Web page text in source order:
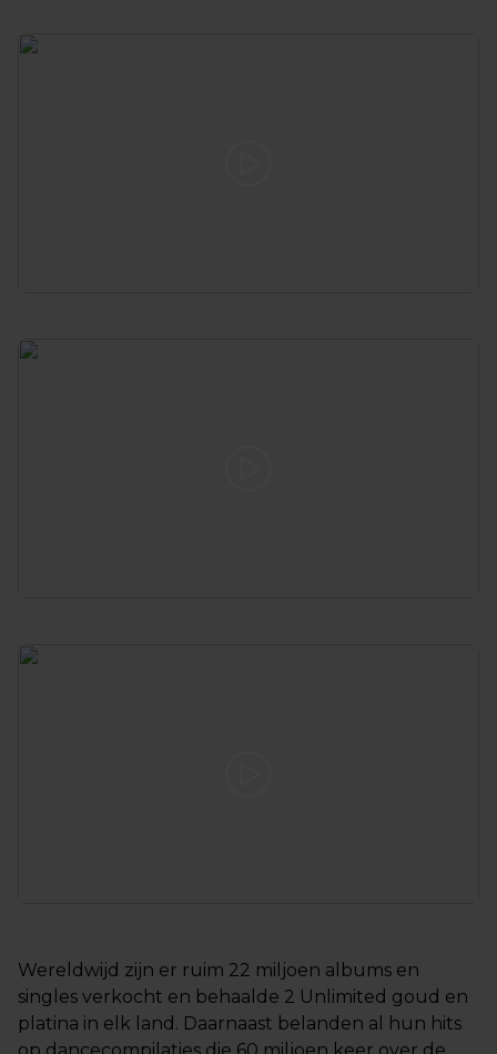
Wereldwijd zijn er ruim 22 miljoen albums en
singles verkocht en behaalde 2 Unlimited goud en
platina in elk land. Daarnaast belanden al hun hits